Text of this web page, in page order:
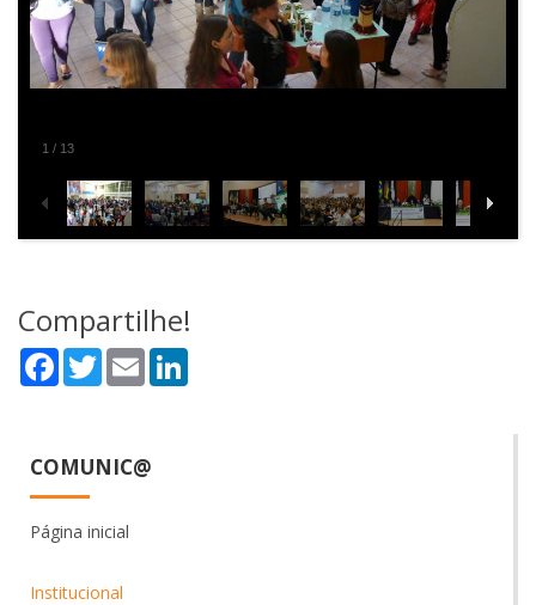
2 / 13
Compartilhe!
Facebook
TwitterEmail
COMUNIC@
Página inicial
Institucional